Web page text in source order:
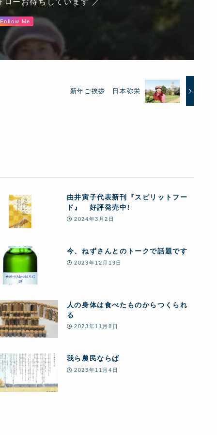
ーお待ちしています ／
Follow Me
新年ご挨拶 日本弥栄
由井寅子代表新刊『スピリットフー
ド』 好評発売中!
2024年3月2日
今、ねずさんとのトークで話題です
2023年12月19日
人の身体は食べたものからつくられ
る
2023年11月8日
我ら農民ならば
2023年11月4日